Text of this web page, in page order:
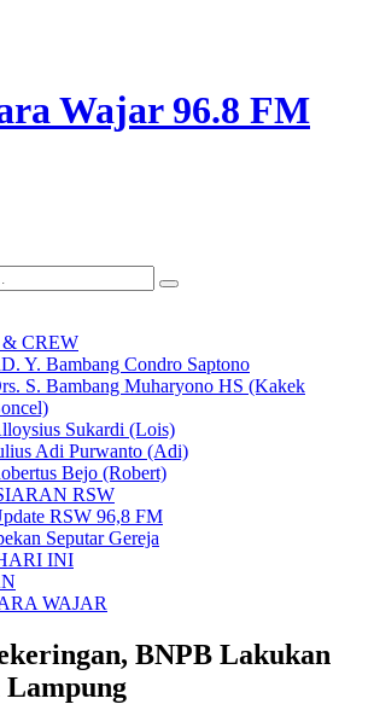
Wajar 96.8 FM
& CREW
Y. Bambang Condro Saptono
S. Bambang Muharyono HS (Kakek
Sukardi (Lois)
Adi Purwanto (Adi)
Bejo (Robert)
RSW
RSW 96,8 FM
Seputar Gereja
INI
WAJAR
BNPB Lakukan
Lampung